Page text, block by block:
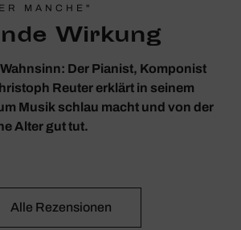
MANCHE"
Wirkung
Der Pianist, Komponist
Reuter erklärt in seinem
Musik schlau macht und von der
Alter gut tut.
Alle Rezen­sionen